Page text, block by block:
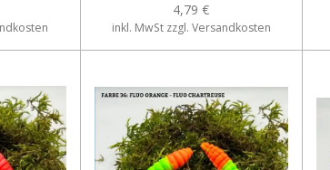
4,79 €
inkl. MwSt zzgl. Versandkosten